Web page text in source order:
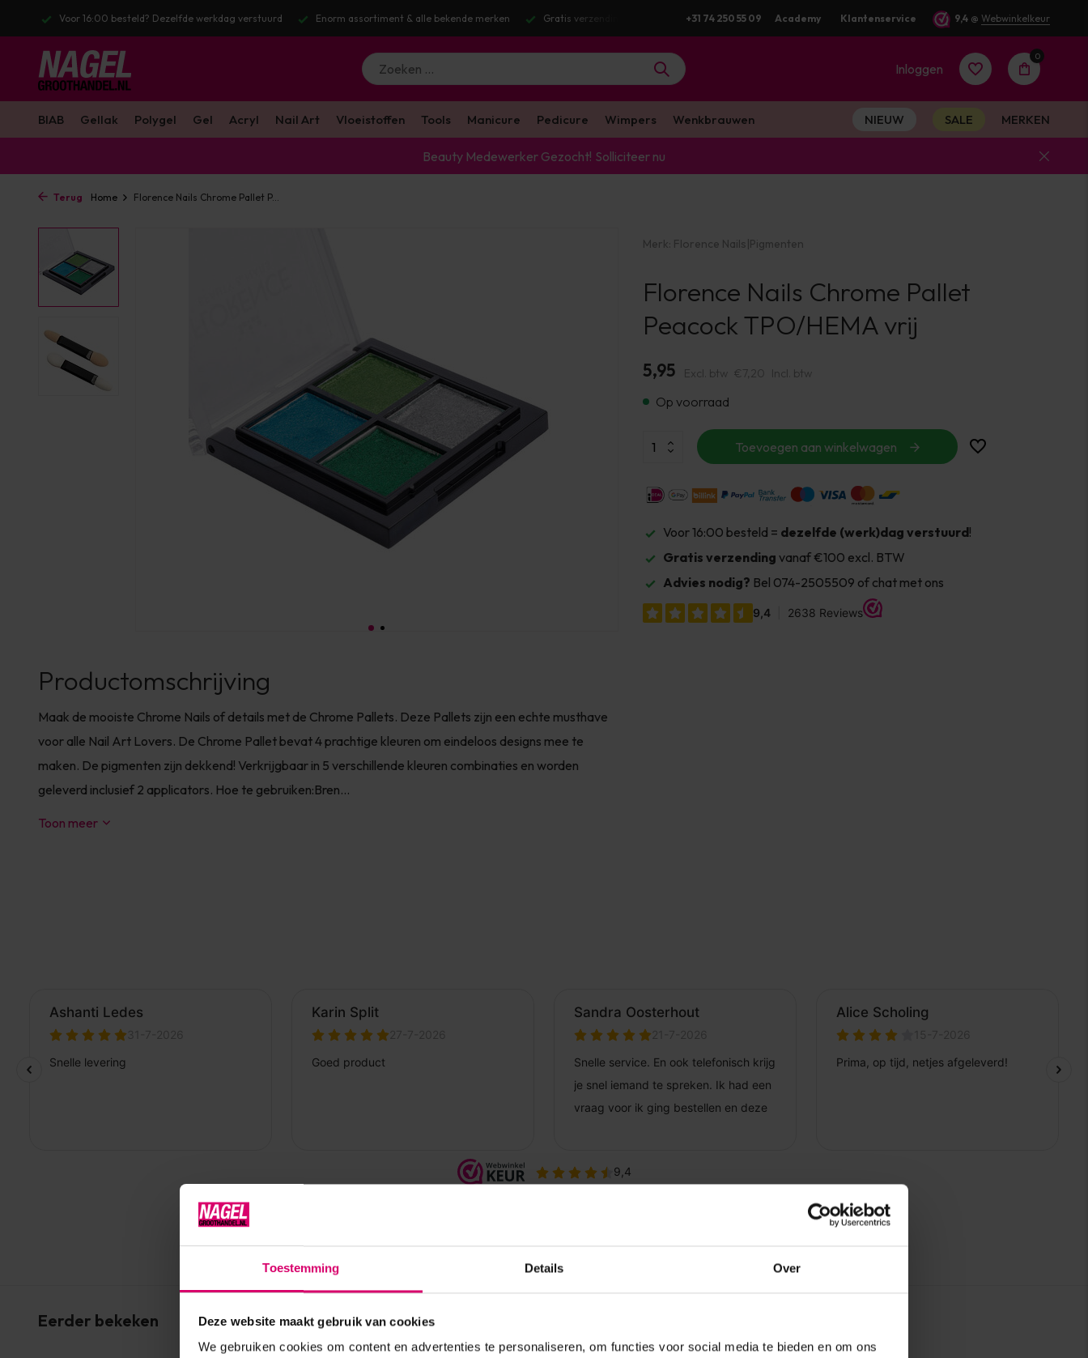
Toestemming Details Over
Deze website maakt gebruik van cookies
We gebruiken cookies om content en advertenties te personaliseren, om functies voor social media te bieden en om ons
Voor 16:00 besteld? Dezelfde werkdag verstuurd Enorm assortiment & alle bekende merken Gratis verzending v.a. €100 excl. BTW Voor 16:00 besteld? Dezelfde werkdag verstuurd
+31 74 250 55 09 Academy Klantenservice 9,4 @ Webwinkelkeur
Inloggen
Account
aanmaken
0
BIAB Gellak Polygel Gel Acryl Nail Art Vloeistoffen Tools Manicure Pedicure Wimpers Wenkbrauwen NIEUW SALE MERKEN
Beauty Medewerker Gezocht! Solliciteer nu
Terug Home Florence Nails Chrome Pallet P...
Productomschrijving
Maak de mooiste Chrome Nails of details met de Chrome Pallets. Deze Pallets zijn een echte musthave
voor alle Nail Art Lovers. De Chrome Pallet bevat 4 prachtige kleuren om eindeloos designs mee te
maken. De pigmenten zijn dekkend! Verkrijgbaar in 5 verschillende kleuren combinaties en worden
geleverd inclusief 2 applicators. Hoe te gebruiken:Bren...
Toon meer
Merk: Florence Nails|Pigmenten
Florence Nails Chrome Pallet
Peacock TPO/HEMA vrij
5,95 Excl. btw €7,20 Incl. btw
Op voorraad
Toevoegen aan winkelwagen
Voor 16:00 besteld = dezelfde (werk)dag verstuurd!
Gratis verzending vanaf €100 excl. BTW
Advies nodig? Bel 074-2505509 of chat met ons
Eerder bekeken